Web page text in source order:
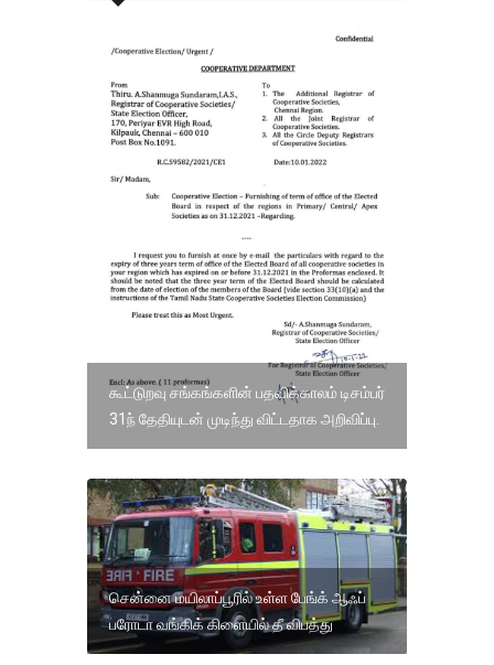
கூட்டுறவு சங்கங்களின் பதவிக்காலம் டிசம்பர்
31ந் தேதியுடன் முடிந்து விட்டதாக அறிவிப்பு.
சென்னை மயிலாப்பூரில் உள்ள பேங்க் ஆஃப்
பரோடா வங்கிக் கிளையில் தீ விபத்து